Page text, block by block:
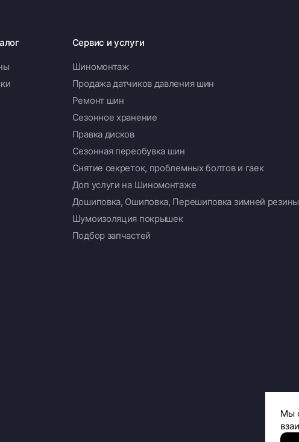
Сервис и услуги
Шиномонтаж
Продажа датчиков давления шин
Ремонт шин
Сезонное хранение
Правка дисков
Сезонная переобувка шин
Снятие секреток, проблемных болтов и гаек
Доп услуги на Шиномонтаже
Дошиповка, Ошиповка, Перешиповка зимней резины
Шумоизоляция покрышек
Подбор запчастей